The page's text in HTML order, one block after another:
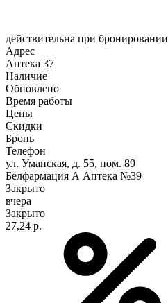
действительна при бронировании
Адрес
Аптека 37
Наличие
Обновлено
Время работы
Цены
Скидки
Бронь
Телефон
ул. Уманская, д. 55, пом. 89
Белфармация А Аптека №39
Закрыто
вчера
Закрыто
27,24 р.